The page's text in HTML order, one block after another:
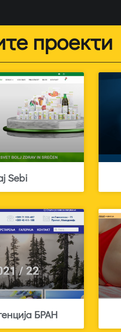
проекти
Sebi
БРАН